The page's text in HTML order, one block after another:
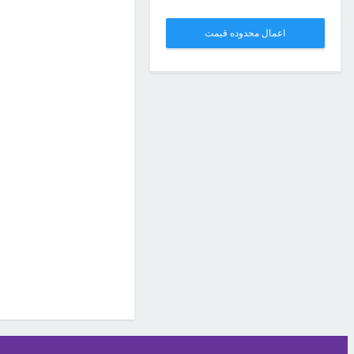
اعمال محدوده قیمت